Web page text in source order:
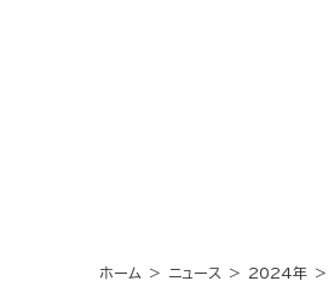
ホーム ニュース 2024年